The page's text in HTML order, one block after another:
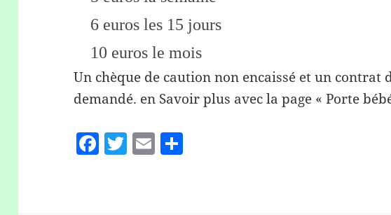
6 euros les 15 jours
10 euros le mois
Un chèque de caution non encaissé et un contrat
demandé. en Savoir plus avec la page « Porte
F T E